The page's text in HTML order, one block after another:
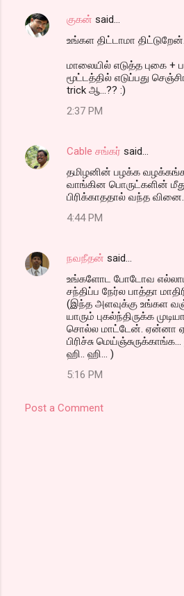
குகன் said…
உங்கள திட்டாமா திட்டுறேன்...
மாலையில் எடுத்த புகை +
மூட்டத்தில் எடுப்பது
trick ஆ...?? :)
2:37 PM
Cable சங்கர் said…
தமிழனின் பழக்க
வாங்கின பொருட்களின்
பிரிக்காததால் வந்த வினை.
4:44 PM
நவநீதன் said…
உங்களோட போடோவ எல்லாம்
சந்திப்ப நேர்ல பாத்தா
(இந்த அளவுக்கு உங்கள
யாரும் புகல்ந்திருக்க
சொல்ல மாட்டேன். ஏன்னா
பிரிச்சு
ஹி.. ஹி... )
5:16 PM
Post a Comment